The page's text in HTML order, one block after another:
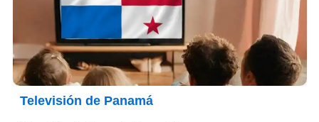
Televisión de Panamá